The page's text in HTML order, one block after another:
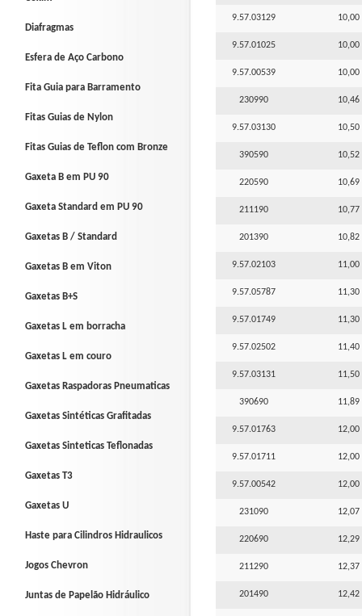
Diafragmas
Esfera de Aço Carbono
Fita Guia para Barramento
Fitas Guias de Nylon
Fitas Guias de Teflon com Bronze
Gaxeta B em PU 90
Gaxeta Standard em PU 90
Gaxetas B / Standard
Gaxetas B em Viton
Gaxetas B+S
Gaxetas L em borracha
Gaxetas L em couro
Gaxetas Raspadoras Pneumaticas
Gaxetas Sintéticas Grafitadas
Gaxetas Sinteticas Teflonadas
Gaxetas T3
Gaxetas U
Haste para Cilindros Hidraulicos
Jogos Chevron
Juntas de Papelão Hidráulico
9.57.03129 10,00
9.57.01025 10,00
9.57.00539 10,00
230990 10,46
9.57.03130 10,50
390590 10,52
220590 10,69
211190 10,77
201390 10,82
9.57.02103 11,00
9.57.05787 11,30
9.57.01749 11,30
9.57.02502 11,40
9.57.03131 11,50
390690 11,89
9.57.01763 12,00
9.57.01711 12,00
9.57.00542 12,00
231090 12,07
220690 12,29
211290 12,37
201490 12,42